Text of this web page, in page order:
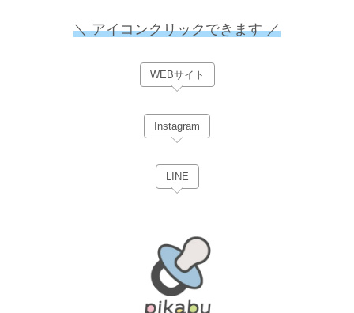
＼ アイコンクリックできます ／
WEBサイト
Instagram
LINE